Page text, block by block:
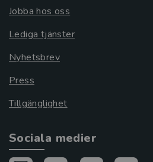
Jobba hos oss
Lediga tjänster
Nyhetsbrev
Press
Tillgänglighet
Sociala medier